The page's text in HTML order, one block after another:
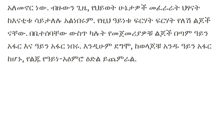
አለመኖር ነው. ብዙውን ጊዜ, የህይወት ሁኔታዎች መፈራራት ህፃናት
ከእናቲቱ ሳይታለሉ አልነበሩም. የዚህ ዓይነቱ ፍርሃት ፍርሃት የለሽ ልጆች
ናቸው. በቤተሰባቸው ውስጥ ካሉት የመጀመሪያዎቹ ልጆች በጣም ዓይን
አፋር እና ዓይን አፋር ነበሩ. እንዲሁም ደግሞ, ከወላጆቹ አንዱ ዓይን አፋር
ከሆኑ, የልጁ የዓይነ-አዕምሮ ዕድል ይጨምራል.